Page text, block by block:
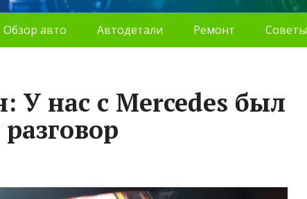
Обзор авто Автодетали Ремонт Советы
У нас с Mercedes был